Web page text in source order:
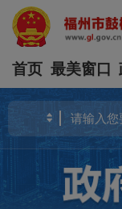
首页 最美窗口